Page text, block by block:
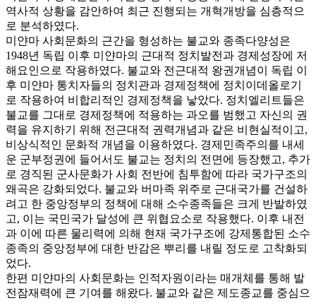
역사적 상황을 감안하여 최근 진행되는 개혁개방을 심층적으
로 분석하였다.
미얀마 사회문화의 근간을 형성하는 불교와 종족다양성은
1948년 독립 이후 미얀마의 근대적 정치발전과 경제성장에 저
해요인으로 작용하였다. 불교와 전근대적 왕권개념이 독립 이
후 미얀마 통치자들의 정치관과 경제정책에 정치이데올로기
로 작용하여 비합리적인 경제정책을 낳았다. 정치엘리트들은
불교를 그대로 경제정책에 적용하는 과오를 범했고 자신의 권
력을 유지하기 위해 전근대적 권력개념과 같은 비현실적이고,
비상식적인 문화적 개념을 이용하였다. 경제민족주의를 내세
운 군부정권에 들어서도 불교는 정치의 전면에 등장했고, 추가
로 경직된 군사문화가 사회 전반에 침투함에 따라 국가구조의
왜곡은 강화되었다. 불교와 버마족 위주로 근대국가를 건설하
려고 한 중앙정부의 정책에 대해 소수종족들은 크게 반발하였
고, 이는 국민국가 달성에 큰 위협요소로 작용했다. 이후 내전
과 이에 따른 물리력에 의해 현재 국가구조에 강제통합된 소수
종족의 중앙정부에 대한 반감은 뿌리를 내릴 정도로 고착화되
었다.
한편 미얀마의 사회문화는 인적자원이라는 매개체를 통해 발
전잠재력에 큰 기여를 해왔다. 불교와 같은 제도종교를 중심으